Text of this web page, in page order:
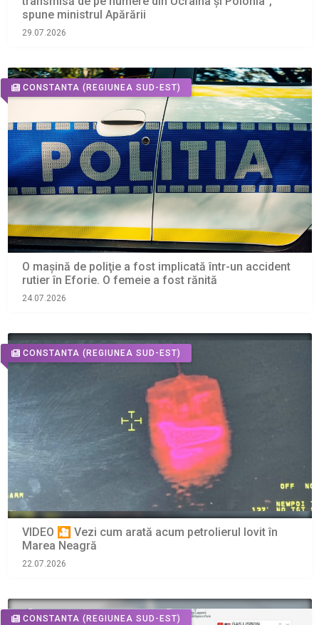
spune ministrul Apărării
29.07.2026
CONSTANTA (REGIUNEA SUD-EST)
O maşină de poliţie a fost implicată într-un accident
rutier în Eforie. O femeie a fost rănită
24.07.2026
CONSTANTA (REGIUNEA SUD-EST)
VIDEO 🎦 Vezi cum arată acum petrolierul lovit în
Marea Neagră
22.07.2026
CONSTANTA (REGIUNEA SUD-EST)